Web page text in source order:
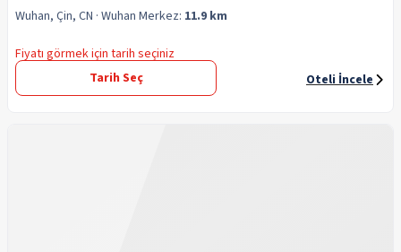
Wuhan, Çin, CN · Wuhan Merkez: 11.9 km
Fiyatı görmek için tarih seçiniz
Tarih Seç
Oteli İncele